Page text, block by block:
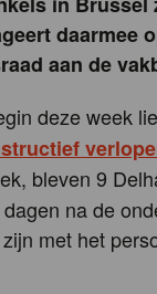
daarmee
aan de
deze week
bleven 9
na de
met het